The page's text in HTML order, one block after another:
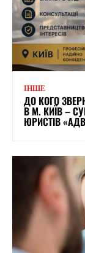
ІНШЕ
ДО КОГО
В М. КИЇВ –
ЮРИСТІВ